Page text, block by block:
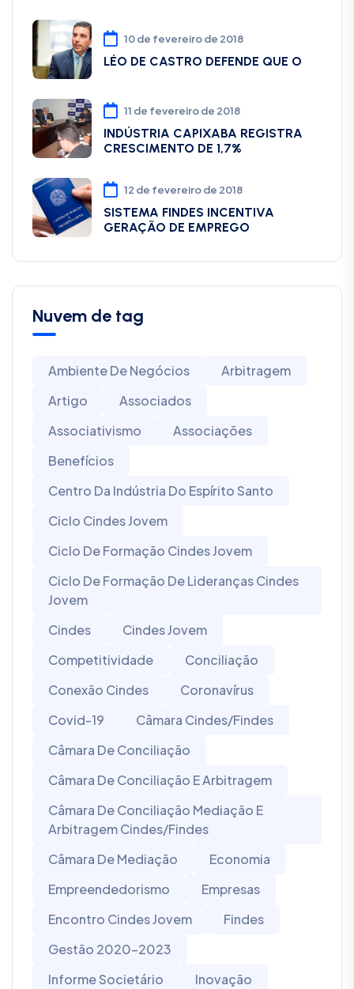
10 de fevereiro de 2018
LÉO DE CASTRO DEFENDE QUE O
11 de fevereiro de 2018
INDÚSTRIA CAPIXABA REGISTRA
CRESCIMENTO DE 1,7%
12 de fevereiro de 2018
SISTEMA FINDES INCENTIVA
GERAÇÃO DE EMPREGO
Nuvem de tag
Ambiente De Negócios
Arbitragem
Artigo
Associados
Associativismo
Associações
Benefícios
Centro Da Indústria Do Espírito Santo
Ciclo Cindes Jovem
Ciclo De Formação Cindes Jovem
Ciclo De Formação De Lideranças Cindes
Jovem
Cindes
Cindes Jovem
Competitividade
Conciliação
Conexão Cindes
Coronavírus
Covid-19
Câmara Cindes/Findes
Câmara De Conciliação
Câmara De Conciliação E Arbitragem
Câmara De Conciliação Mediação E
Arbitragem Cindes/Findes
Câmara De Mediação
Economia
Empreendedorismo
Empresas
Encontro Cindes Jovem
Findes
Gestão 2020-2023
Informe Societário
Inovação